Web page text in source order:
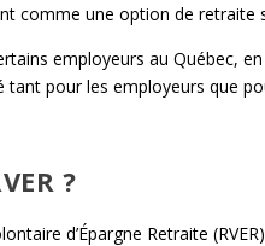
comme une option de retraite
employeurs au Québec,
pour les employeurs que
?
d’Épargne Retraite